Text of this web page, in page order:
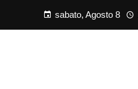
sabato, Agosto 8